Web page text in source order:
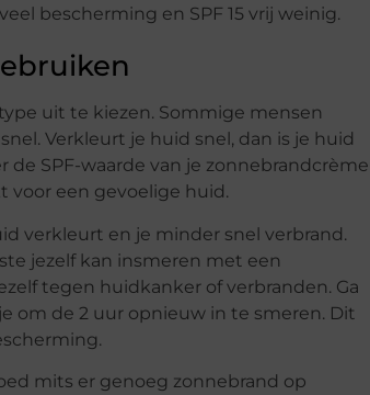
bescherming en SPF 15 vrij weinig.
uit te kiezen. Sommige mensen
Verkleurt je huid snel, dan is je huid
SPF-waarde van je zonnebrandcrème
voor een gevoelige huid.
verkleurt en je minder snel verbrand.
jezelf kan insmeren met een
tegen huidkanker of verbranden. Ga
om de 2 uur opnieuw in te smeren. Dit
mits er genoeg zonnebrand op